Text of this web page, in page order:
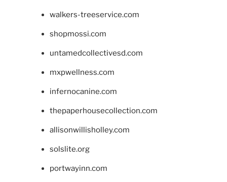
walkers-treeservice.com
shopmossi.com
untamedcollectivesd.com
mxpwellness.com
infernocanine.com
thepaperhousecollection.com
allisonwillisholley.com
solslite.org
portwayinn.com